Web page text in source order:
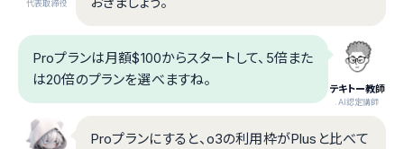
代表取締役
テキトー教師
.AI認定講師
Proプランは月額$100からスタートして、5倍また
は20倍のプランを選べますね。
Proプランにすると、o3の利用枠がPlusと比べて